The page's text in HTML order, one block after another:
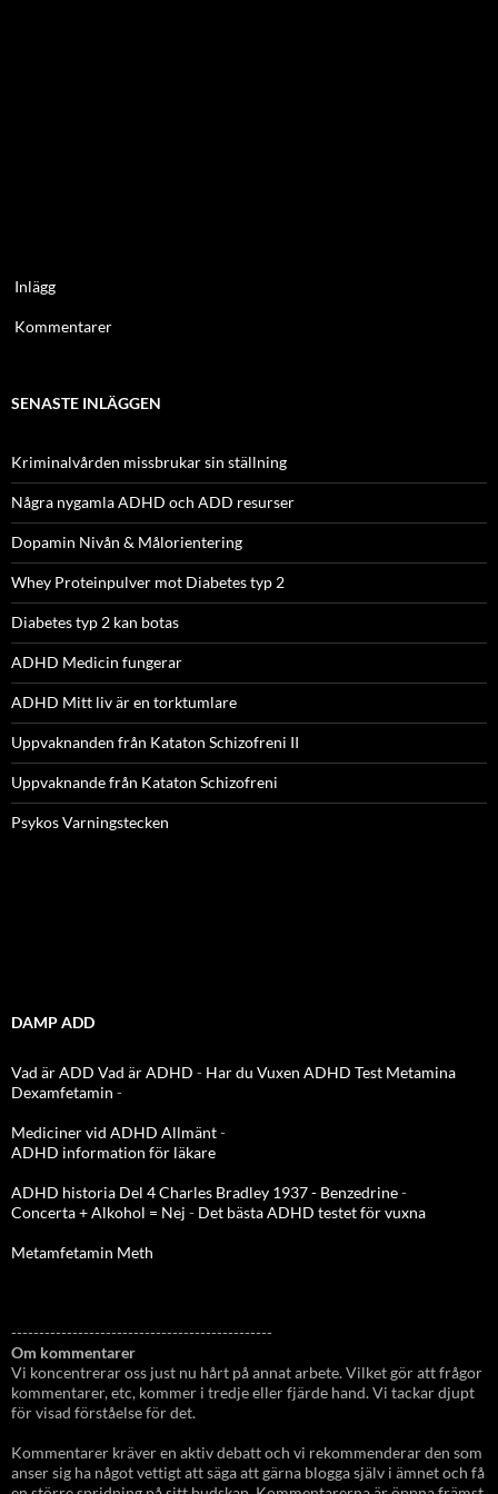
Inlägg
Kommentarer
SENASTE INLÄGGEN
Kriminalvården missbrukar sin ställning
Några nygamla ADHD och ADD resurser
Dopamin Nivån & Målorientering
Whey Proteinpulver mot Diabetes typ 2
Diabetes typ 2 kan botas
ADHD Medicin fungerar
ADHD Mitt liv är en torktumlare
Uppvaknanden från Kataton Schizofreni II
Uppvaknande från Kataton Schizofreni
Psykos Varningstecken
DAMP ADD
Vad är ADD Vad är ADHD - Har du Vuxen ADHD Test Metamina
Dexamfetamin -
Mediciner vid ADHD Allmänt-
ADHD information för läkare
ADHD historia Del 4 Charles Bradley 1937 - Benzedrine-
Concerta + Alkohol = Nej - Det bästa ADHD testet för vuxna
Metamfetamin Meth
-----------------------------------------------
Om kommentarer
Vi koncentrerar oss just nu hårt på annat arbete. Vilket gör att frågor
kommentarer, etc, kommer i tredje eller fjärde hand. Vi tackar djupt
för visad förståelse för det.
Kommentarer kräver en aktiv debatt och vi rekommenderar den som
anser sig ha något vettigt att säga att gärna blogga själv i ämnet och få